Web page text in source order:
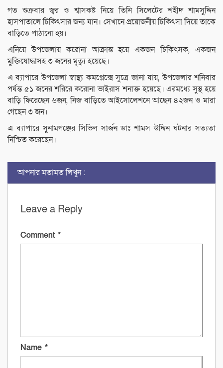
গত শুক্রবার জ্বর ও শ্বাসকষ্ট নিয়ে তিনি সিলেটের শহীদ শামসুদ্দিন
হাসপাতালে চিকিৎসার জন্য যান। সেখানে প্রয়োজনীয় চিকিৎসা দিয়ে তাকে
বাড়িতে পাঠানো হয়।
এনিয়ে উপজেলায় করোনা আক্রান্ত হয়ে একজন চিকিৎসক, একজন
মুক্তিযোদ্ধাসহ ৩ জনের মৃত্যু হয়েছে।
এ ব্যাপারে উপজেলা স্বাস্থ্য কমপ্লেক্সে সুত্রে জানা যায়, উপজেলার শনিবার
পর্যন্ত ৫১ জনের শরিরে করোনা ভাইরাস শনাক্ত হয়েছে। এরমধ্যে সুস্থ হয়ে
বাড়ি ফিরেছেন ৬জন, নিজ বাড়িতে আইসোলেশনে আছেন ৪২জন ও মারা
গেছেন ৩ জন।
এ ব্যাপারে সুনামগঞ্জের সিভিল সার্জন ডাঃ শামস উদ্দিন ঘটনার সত্যতা
নিশ্চিত করেছেন।
আপনার মতামত লিখুন :
Leave a Reply
Comment *
Name *